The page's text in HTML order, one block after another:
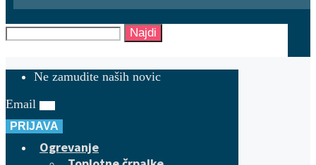
Najdi
Ne zamudite naših novic
Email
PRIJAVA
Ogrevanje